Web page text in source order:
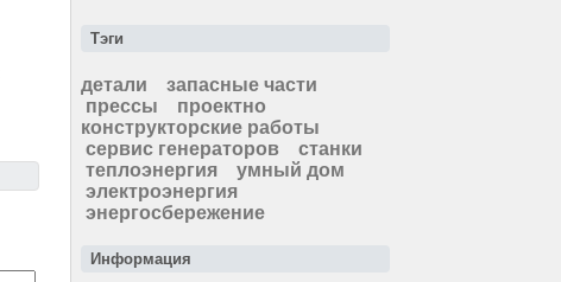
Тэги
детали
запасные части
прессы
проектно
конструкторские работы
сервис генераторов
станки
теплоэнергия
умный дом
электроэнергия
энергосбережение
Информация